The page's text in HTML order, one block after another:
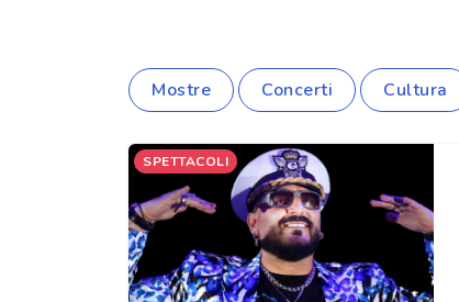
Mostre Concerti Cultura
SPETTACOLI